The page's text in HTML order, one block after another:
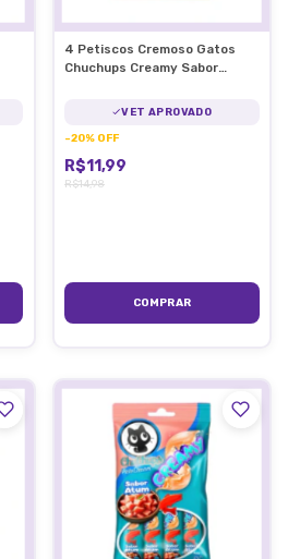
4 Petiscos Cremoso Gatos
Chuchups Creamy Sabor
VET APROVADO
-20% OFF
R$11,99
R$14,98